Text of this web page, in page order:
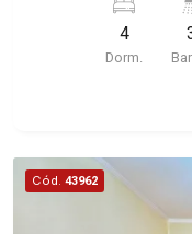
imóvel que a
para você: - 490m² de área de terreno e 296m²
de área
Piscina -
Jardim - Iluminação -
Imobiliária,
4
Dorm.
Cód. 43962